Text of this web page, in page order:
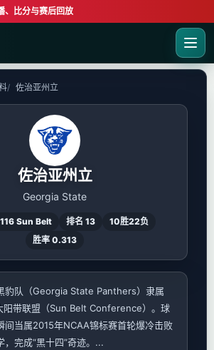
、比分与赛后回放
佐治亚州立
佐治亚州立
Georgia State
Sun Belt 排名 13
10胜22负
胜率 0.313
豹队（Georgia State Panthers）隶属
阳带联盟（Sun Belt Conference）。球
间当属2015年NCAA锦标赛首轮爆冷击败
，完成“黑十四”奇迹。...